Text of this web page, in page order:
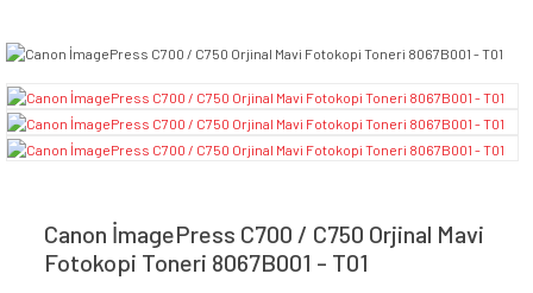
Canon İmagePress C700 / C750 Orjinal Mavi
Fotokopi Toneri 8067B001 - T01